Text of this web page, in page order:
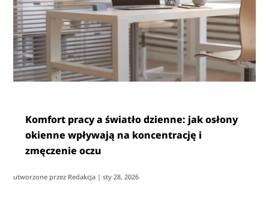
Komfort pracy a światło dzienne: jak osłony
okienne wpływają na koncentrację i
zmęczenie oczu
utworzone przez Redakcja |sty 28, 2026